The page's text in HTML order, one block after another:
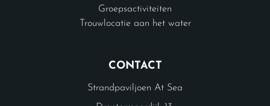
Groepsactiviteiten
Trouwlocatie aan het water
CONTACT
Strandpaviljoen At Sea